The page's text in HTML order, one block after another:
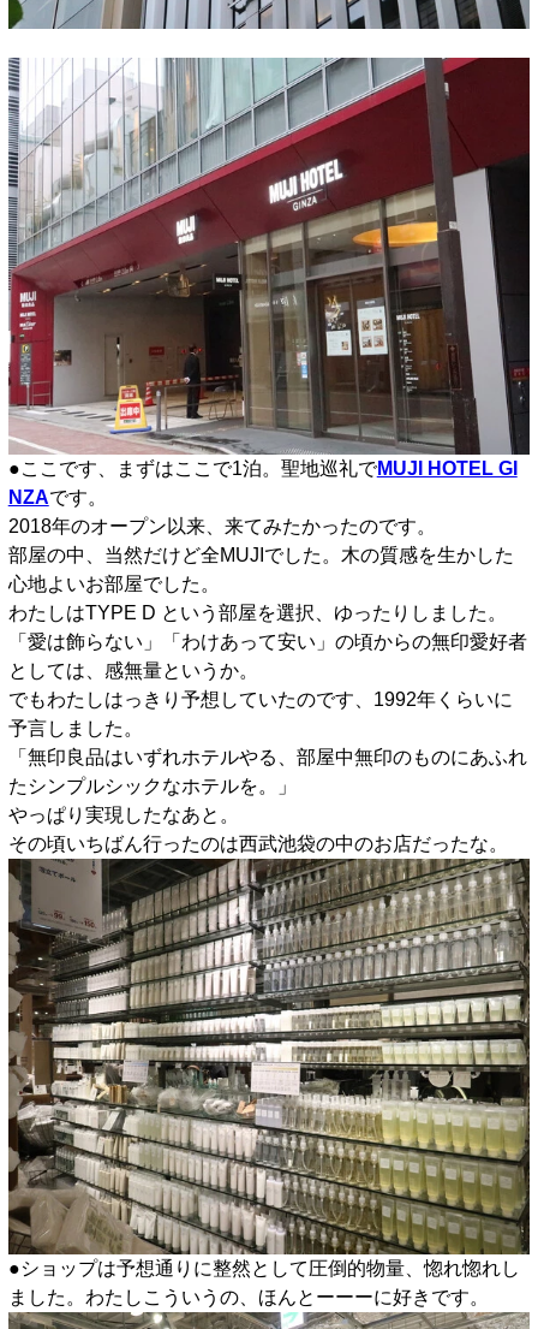
●ここです、まずはここで1泊。聖地巡礼でMUJI HOTEL GI
NZAです。
2018年のオープン以来、来てみたかったのです。
部屋の中、当然だけど全MUJIでした。木の質感を生かした
心地よいお部屋でした。
わたしはTYPE D という部屋を選択、ゆったりしました。
「愛は飾らない」「わけあって安い」の頃からの無印愛好者
としては、感無量というか。
でもわたしはっきり予想していたのです、1992年くらいに
予言しました。
「無印良品はいずれホテルやる、部屋中無印のものにあふれ
たシンプルシックなホテルを。」
やっぱり実現したなあと。
その頃いちばん行ったのは西武池袋の中のお店だったな。
●ショップは予想通りに整然として圧倒的物量、惚れ惚れし
ました。わたしこういうの、ほんとーーーに好きです。